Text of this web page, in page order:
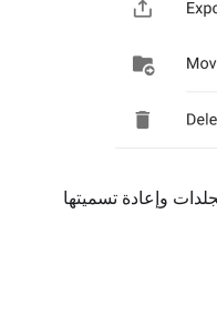
وإعادة تسميتها